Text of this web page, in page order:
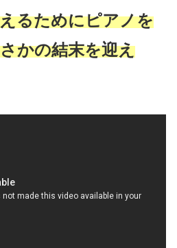
るためにピアノを
かの結末を迎え